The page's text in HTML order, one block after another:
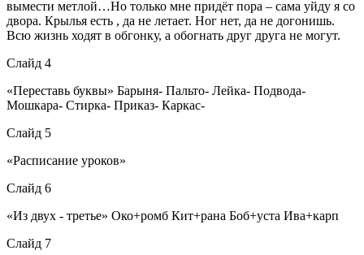
вымести метлой…Но только мне придёт пора – сама уйду я со
двора. Крылья есть , да не летает. Ног нет, да не догонишь.
Всю жизнь ходят в обгонку, а обогнать друг друга не могут.
Слайд 4
«Переставь буквы» Барыня- Пальто- Лейка- Подвода-
Мошкара- Стирка- Приказ- Каркас-
Слайд 5
«Расписание уроков»
Слайд 6
«Из двух - третье» Око+ромб Кит+рана Боб+уста Ива+карп
Слайд 7